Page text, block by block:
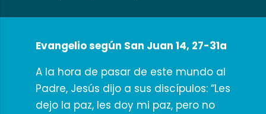
Evangelio según San Juan 14, 27-31a
A la hora de pasar de este mundo al
Padre, Jesús dijo a sus discípulos: “Les
dejo la paz, les doy mi paz, pero no